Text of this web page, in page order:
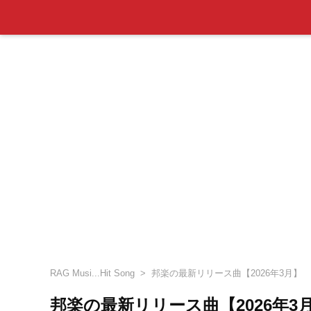
RAG Musi...Hit Song 邦楽の最新リリース曲【2026年3月】
邦楽の最新リリース曲【2026年3